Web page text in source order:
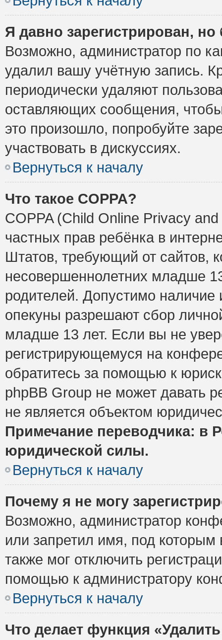
Я давно зарегистрирован,
Возможно, администратор по
удалил вашу учётную запись.
периодически удаляют
оставляющих сообщения,
это произошло, попробуйте
участвовать в дискуссиях.
Вернуться к началу
Что такое COPPA?
COPPA (Child Online Privacy
частных прав ребёнка в
Штатов, требующий от сайтов,
несовершеннолетних младше
родителей. Допустимо наличие
опекуны разрешают сбор
младше 13 лет. Если вы не
регистрирующемуся на
обратитесь за помощью к
phpBB Group не может давать
не является объектом
Примечание переводчика: в
юридической силы.
Вернуться к началу
Почему я не могу
Возможно, администратор
или запретил имя, под которым
также мог отключить
помощью к администратору
Вернуться к началу
Что делает функция